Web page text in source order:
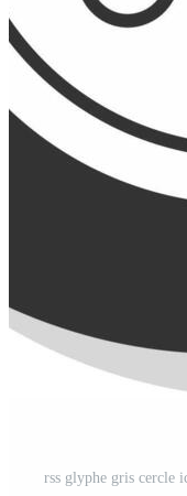
rss glyphe gris cercle